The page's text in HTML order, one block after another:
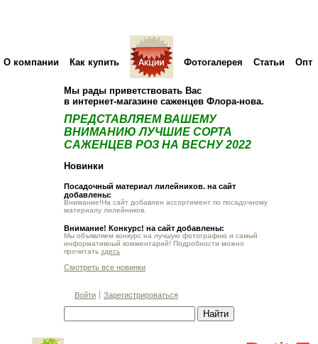
О компании Как купить Фотогалерея Статьи Опт
Мы рады приветствовать Вас
в интернет-магазине саженцев Флора-нова.
ПРЕДСТАВЛЯЕМ ВАШЕМУ
ВНИМАНИЮ ЛУЧШИЕ СОРТА
САЖЕНЦЕВ РОЗ НА ВЕСНУ 2022
Новинки
Посадочный материал лилейников. на сайт
добавлены:
Внимание!На сайт добавлен ассортимент по посадочному
материалу лилейников.
Внимание! Конкурс! на сайт добавлены:
Мы объявляем конкурс на лучшую фотографию и самый
информативный комментарий! Подробности можно
прочитать здесь
Смотреть все новинки
Войти Зарегистрироваться